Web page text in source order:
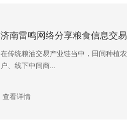
在传统粮油交易产业链当中，田间种植农
户、线下中间商...
查看详情